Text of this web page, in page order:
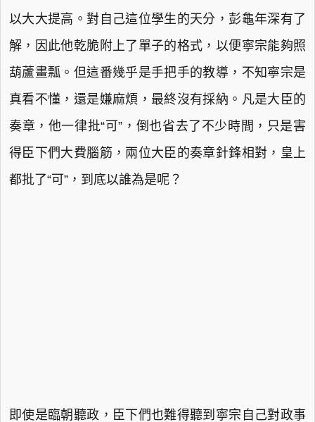
以大大提高。對自己這位學生的天分，彭龜年深有了
解，因此他乾脆附上了單子的格式，以便寧宗能夠照
葫蘆畫瓢。但這番幾乎是手把手的教導，不知寧宗是
真看不懂，還是嫌麻煩，最終沒有採納。凡是大臣的
奏章，他一律批“可”，倒也省去了不少時間，只是害
得臣下們大費腦筋，兩位大臣的奏章針鋒相對，皇上
都批了“可”，到底以誰為是呢？
即使是臨朝聽政，臣下們也難得聽到寧宗自己對政事